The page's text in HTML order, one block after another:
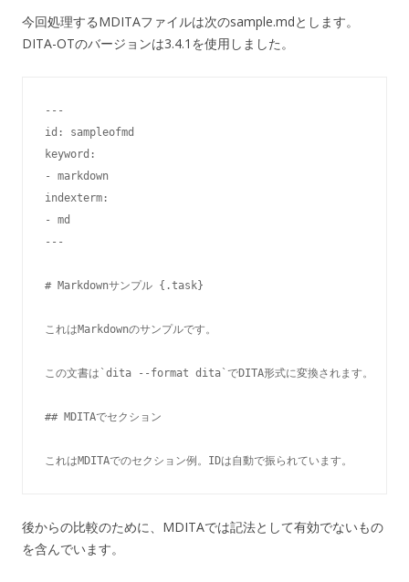
今回処理するMDITAファイルは次のsample.mdとします。
DITA-OTのバージョンは3.4.1を使用しました。
---
id: sampleofmd
keyword:
- markdown
indexterm:
- md
---
# Markdownサンプル {.task}
これはMarkdownのサンプルです。
この文書は`dita --format dita`でDITA形式に変換されます。
## MDITAでセクション
これはMDITAでのセクション例。IDは自動で振られています。
後からの比較のために、MDITAでは記法として有効でないもの
を含んでいます。